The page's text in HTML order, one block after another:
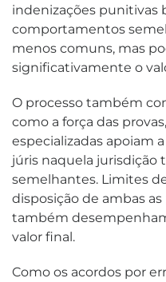
indenizações punitivas
comportamentos
menos comuns, mas
significativamente o
O processo também
como a força das
especializadas apoiam
júris naquela jurisdição
semelhantes. Limites
disposição de ambas
também
valor final.
Como os acordos por